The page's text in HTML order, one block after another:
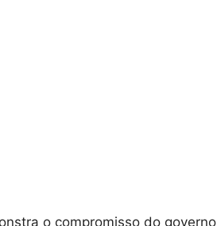
o compromisso do governo